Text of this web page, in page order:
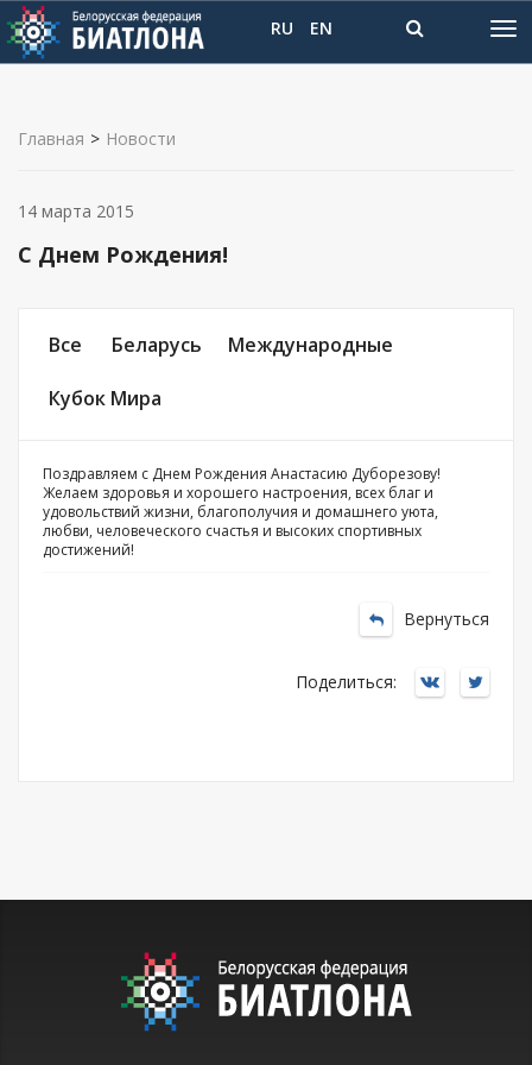
RU EN
Главная > Новости
C Днем Рождения!
Все Беларусь Международные
Кубок Мира
14 марта 2015
Поздравляем с Днем Рождения Анастасию Дуборезову!
Желаем здоровья и хорошего настроения, всех благ и
удовольствий жизни, благополучия и домашнего уюта,
любви, человеческого счастья и высоких спортивных
достижений!
Вернуться
Поделиться: